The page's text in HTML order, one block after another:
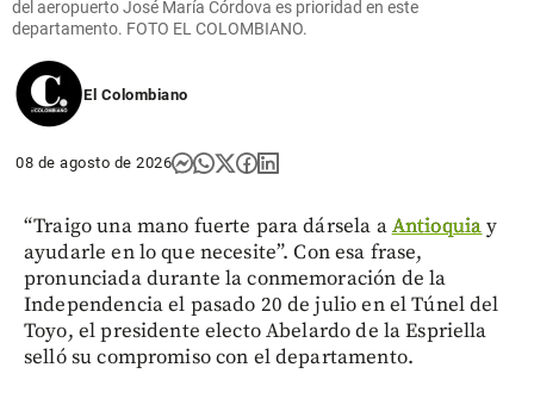
del aeropuerto José María Córdova es prioridad en este
departamento. FOTO EL COLOMBIANO.
El Colombiano
08 de agosto de 2026
“Traigo una mano fuerte para dársela aAntioquiay
ayudarle en lo que necesite”. Con esa frase,
pronunciada durante la conmemoración de la
Independencia el pasado 20 de julio en el Túnel del
Toyo, el presidente electo Abelardo de la Espriella
selló su compromiso con el departamento.